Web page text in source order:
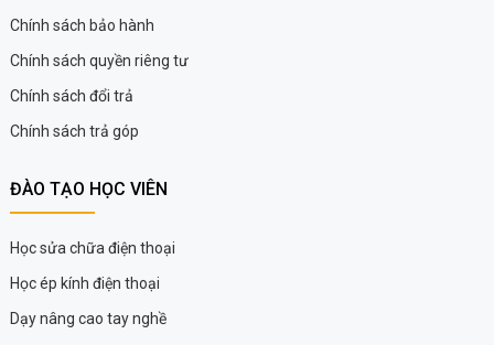
Chính sách bảo hành
Chính sách quyền riêng tư
Chính sách đổi trả
Chính sách trả góp
ĐÀO TẠO HỌC VIÊN
Học sửa chữa điện thoại
Học ép kính điện thoại
Dạy nâng cao tay nghề